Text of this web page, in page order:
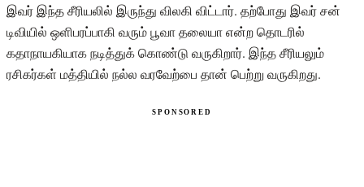
இவர் இந்த சீரியலில் இருந்து விலகி விட்டார். தற்போது இவர் சன்
டிவியில் ஒளிபரப்பாகி வரும் பூவா தலையா என்ற தொடரில்
கதாநாயகியாக நடித்துக் கொண்டு வருகிறார். இந்த சீரியலும்
ரசிகர்கள் மத்தியில் நல்ல வரவேற்பை தான் பெற்று வருகிறது.